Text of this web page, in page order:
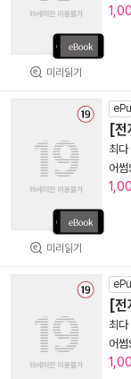
미리읽기
미리읽기
[전
최다
어썸
[전
최다
어썸